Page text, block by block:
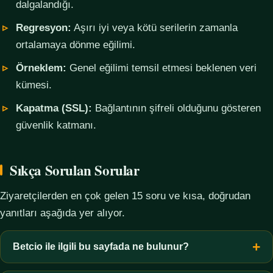
dalgalandığı.
Regresyon: Aşırı iyi veya kötü serilerin zamanla
ortalamaya dönme eğilimi.
Örneklem: Genel eğilimi temsil etmesi beklenen veri
kümesi.
Kapatma (SSL): Bağlantının şifreli olduğunu gösteren
güvenlik katmanı.
Sıkça Sorulan Sorular
Ziyaretçilerden en çok gelen 15 soru ve kısa, doğrudan
yanıtları aşağıda yer alıyor.
Betcio ile ilgili bu sayfada ne bulunur?
Bu sayfada yalnızca kavramsal bilgi, terim açıklamaları, veri